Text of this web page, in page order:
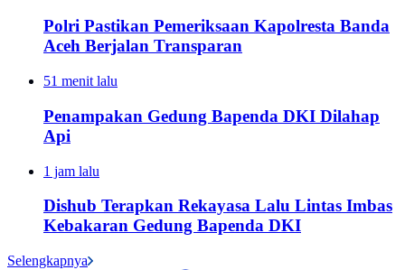
Polri Pastikan Pemeriksaan Kapolresta Banda
Aceh Berjalan Transparan
51 menit lalu
Penampakan Gedung Bapenda DKI Dilahap
Api
1 jam lalu
Dishub Terapkan Rekayasa Lalu Lintas Imbas
Kebakaran Gedung Bapenda DKI
Selengkapnya